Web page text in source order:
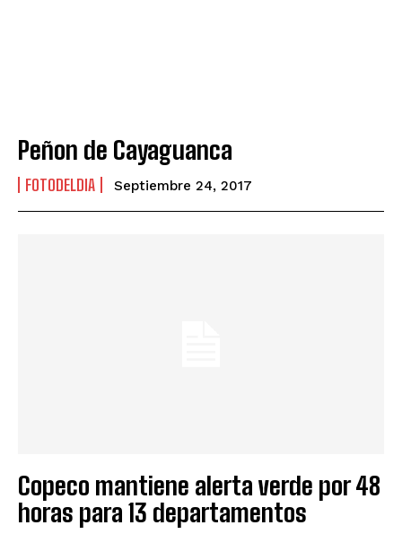
Peñon de Cayaguanca
FOTODELDIA Septiembre 24, 2017
Copeco mantiene alerta verde por 48
horas para 13 departamentos